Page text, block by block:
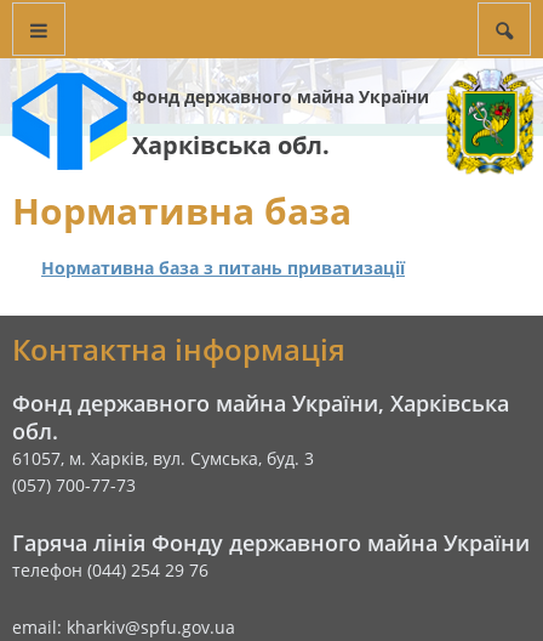
Фонд державного майна України
Харківська обл.
Нормативна база
Нормативна база з питань приватизації
Контактна інформація
Фонд державного майна України, Харківська
обл.
61057, м. Харків, вул. Сумська, буд. 3
(057) 700-77-73
Гаряча лінія Фонду державного майна України
телефон (044) 254 29 76
email: kharkiv@spfu.gov.ua